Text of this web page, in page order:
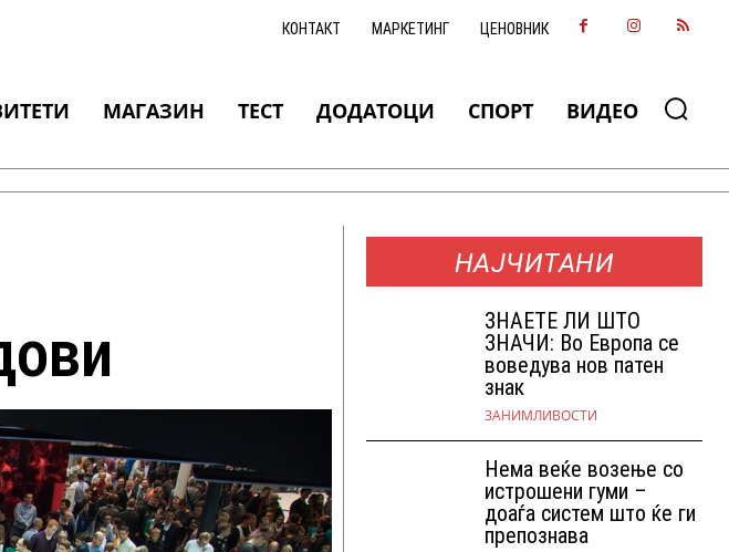
КОНТАКТ МАРКЕТИНГ ЦЕНОВНИК
МАГАЗИН ТЕСТ ДОДАТОЦИ СПОРТ ВИДЕО
НАЈЧИТАНИ
ЗНАEТЕ ЛИ ШТО
ЗНАЧИ: Во Европа се
воведува нов патен
знак
ЗАНИМЛИВОСТИ
Нема веќе возење со
истрошени гуми –
доаѓа систем што ќе ги
препознава